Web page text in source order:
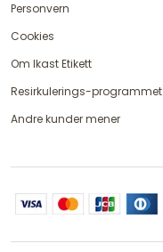
Personvern
Cookies
Om Ikast Etikett
Resirkulerings-programmet
Andre kunder mener